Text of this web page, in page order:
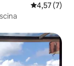
4,57 de
4,57 (7)